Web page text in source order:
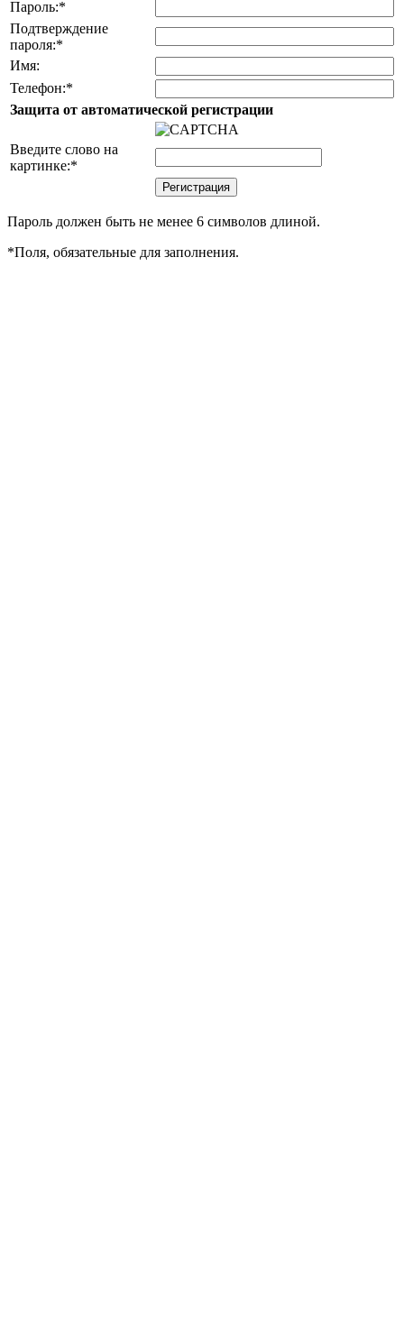
Пароль:*
Подтверждение
пароля:*
Имя:
Телефон:*
Защита от автоматической регистрации
Введите слово на
картинке:*
Пароль должен быть не менее 6 символов длиной.
*Поля, обязательные для заполнения.